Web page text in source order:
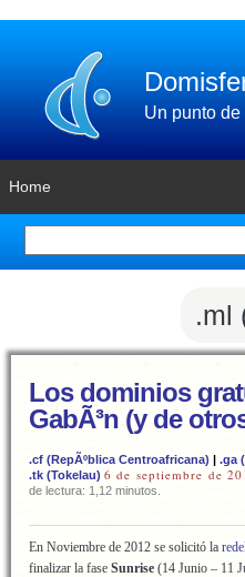
Un punto
Home
.ml
Los dominios
GabÃ³n (y de
.cf (RepÃºblica Centroafricana) | .ga
.tk (Tokelau) 6 de septiembre de
de lectura: 1,12 minutos.
En Noviembre de 2012 se solicitó la
finalizar la fase Sunrise (14 Junio – 11